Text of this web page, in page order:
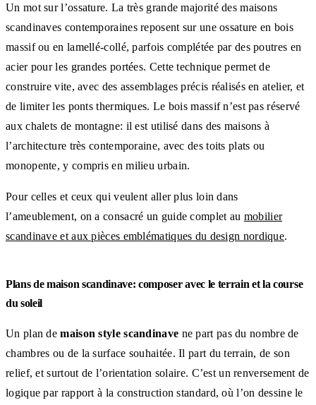
Un mot sur l’ossature. La très grande majorité des maisons
scandinaves contemporaines reposent sur une ossature en bois
massif ou en lamellé-collé, parfois complétée par des poutres en
acier pour les grandes portées. Cette technique permet de
construire vite, avec des assemblages précis réalisés en atelier, et
de limiter les ponts thermiques. Le bois massif n’est pas réservé
aux chalets de montagne: il est utilisé dans des maisons à
l’architecture très contemporaine, avec des toits plats ou
monopente, y compris en milieu urbain.
Pour celles et ceux qui veulent aller plus loin dans
l’ameublement, on a consacré un guide complet au mobilier
scandinave et aux pièces emblématiques du design nordique.
Plans de maison scandinave: composer avec le terrain et la course
du soleil
Un plan demaison style scandinave ne part pas du nombre de
chambres ou de la surface souhaitée. Il part du terrain, de son
relief, et surtout de l’orientation solaire. C’est un renversement de
logique par rapport à la construction standard, où l’on dessine le